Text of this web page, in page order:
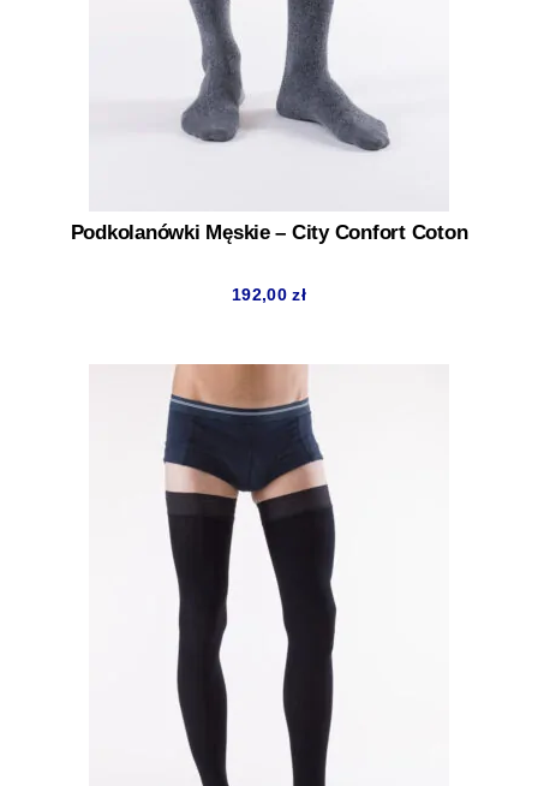
Podkolanówki Męskie – City Confort Coton
192,00zł